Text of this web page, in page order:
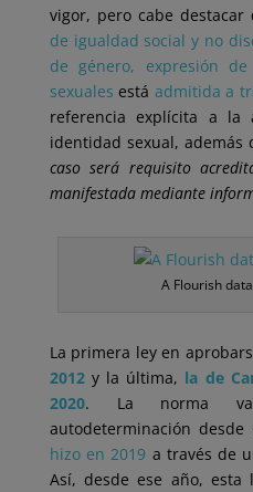
vigor, pero cabe destacar
de igualdad social y no
de género, expresión
sexuales está admitida a
referencia explícita a la
identidad sexual, además
caso será requisito
manifestada mediante
A Flourish
La primera ley en
2012y la última, la de
2020. La norma
autodeterminación
hizo en 2019 a través de
Así, desde ese año, esta